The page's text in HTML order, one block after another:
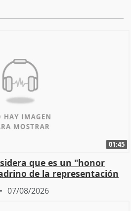
01:45
que es un "honor
de la representación
07/08/2026